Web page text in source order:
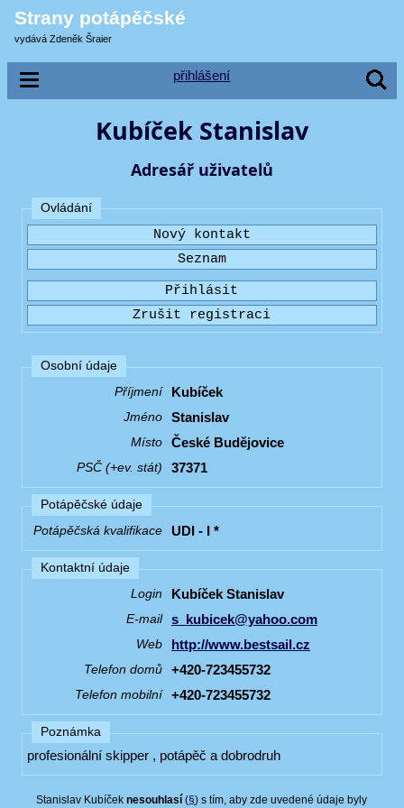
Strany potápěčské
vydává Zdeněk Šraier
přihlášení
Kubíček Stanislav
Adresář uživatelů
Ovládání
Osobní údaje
Příjmení
Kubíček
Jméno Stanislav
Místo České Budějovice
PSČ (+ev. stát) 37371
Potápěčské údaje
Potápěčská kvalifikace
UDI - I *
Kontaktní údaje
Login
Kubíček Stanislav
E-mail s_kubicek@yahoo.com
Web http://www.bestsail.cz
Telefon domů +420-723455732
Telefon mobilní +420-723455732
Poznámka
profesionální skipper , potápěč a dobrodruh
Stanislav Kubíčeknesouhlasí (§) s tím, aby zde uvedené údaje byly